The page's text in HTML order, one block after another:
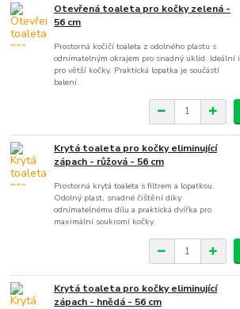
Otevřená toaleta pro kočky zelená -
56 cm
Prostorná kočičí toaleta z odolného plastu s
odnímatelným okrajem pro snadný úklid. Ideální i
pro větší kočky. Praktická lopatka je součástí
balení.
Krytá toaleta pro kočky eliminující
zápach - růžová - 56 cm
Prostorná krytá toaleta s filtrem a lopatkou.
Odolný plast, snadné čištění díky
odnímatelnému dílu a praktická dvířka pro
maximální soukromí kočky.
Krytá toaleta pro kočky eliminující
zápach - hnědá - 56 cm